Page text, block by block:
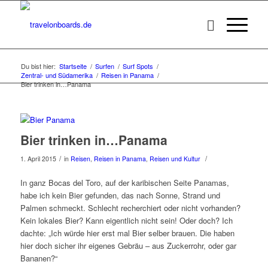
Du bist hier: Startseite / Surfen / Surf Spots /
Zentral- und Südamerika / Reisen in Panama /
Bier trinken in…Panama
Bier trinken in…Panama
1. April 2015 / in Reisen, Reisen in Panama, Reisen und Kultur /
In ganz Bocas del Toro, auf der karibischen Seite Panamas,
habe ich kein Bier gefunden, das nach Sonne, Strand und
Palmen schmeckt. Schlecht recherchiert oder nicht vorhanden?
Kein lokales Bier? Kann eigentlich nicht sein! Oder doch? Ich
dachte: „Ich würde hier erst mal Bier selber brauen. Die haben
hier doch sicher ihr eigenes Gebräu – aus Zuckerrohr, oder gar
Bananen?“